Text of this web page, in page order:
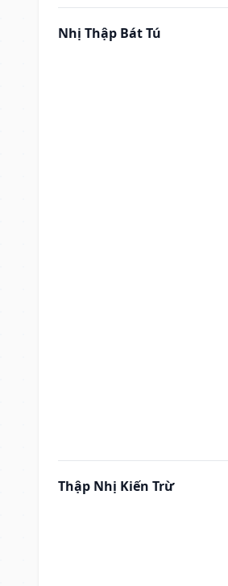
Nhị Thập Bát Tú
Thập Nhị Kiến Trừ